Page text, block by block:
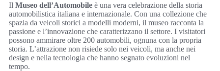
Il Museo dell’Automobile è una vera celebrazione della storia
automobilistica italiana e internazionale. Con una collezione che
spazia da veicoli storici a modelli moderni, il museo racconta la
passione e l’innovazione che caratterizzano il settore. I visitatori
possono ammirare oltre 200 automobili, ognuna con la propria
storia. L’attrazione non risiede solo nei veicoli, ma anche nei
design e nella tecnologia che hanno segnato evoluzioni nel
tempo.